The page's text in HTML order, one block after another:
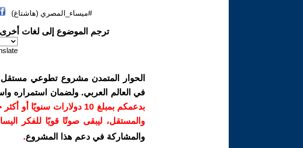
#ميساء_المصري (هاشتاغ)
ترجم الموضوع إلى لغات
الحوار المتمدن مشروع تطوعي مستقل
في العالم العربي. ولضمان استمراره
بدعمكم بمبلغ 10 دولارات
والمستقل، ليبقى صوتًا قويًا للفكر
والمشاركة في دعم هذا المشروع.